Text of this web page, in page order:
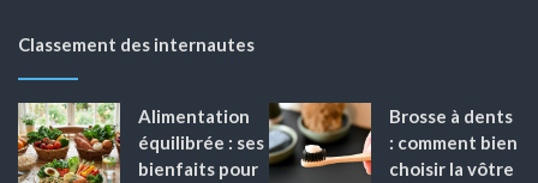
Classement des internautes
Alimentation
équilibrée : ses
bienfaits pour
Brosse à dents
: comment bien
choisir la vôtre